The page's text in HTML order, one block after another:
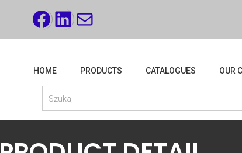
FACEBOOK
LINKEDIN
MAIL
HOME PRODUCTS CATALOGUES OUR